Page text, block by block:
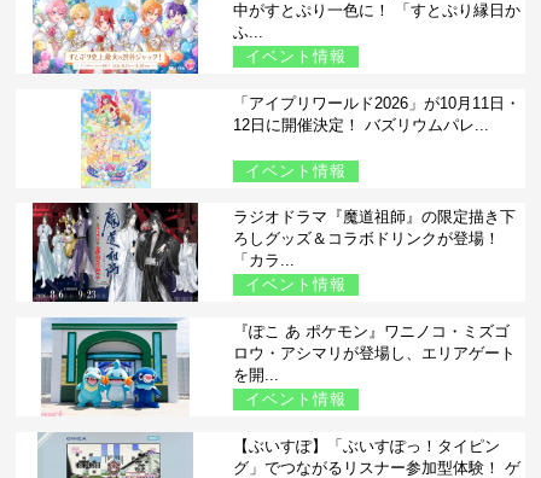
中がすとぷり一色に！ 「すとぷり縁日か
ふ...
イベント情報
「アイプリワールド2026」が10月11日・
12日に開催決定！ バズリウムパレ...
イベント情報
ラジオドラマ『魔道祖師』の限定描き下
ろしグッズ＆コラボドリンクが登場！
「カラ...
イベント情報
『ぽこ あ ポケモン』ワニノコ・ミズゴ
ロウ・アシマリが登場し、エリアゲート
を開...
イベント情報
【ぶいすぽ】「ぶいすぽっ！タイピン
グ」でつながるリスナー参加型体験！ ゲ